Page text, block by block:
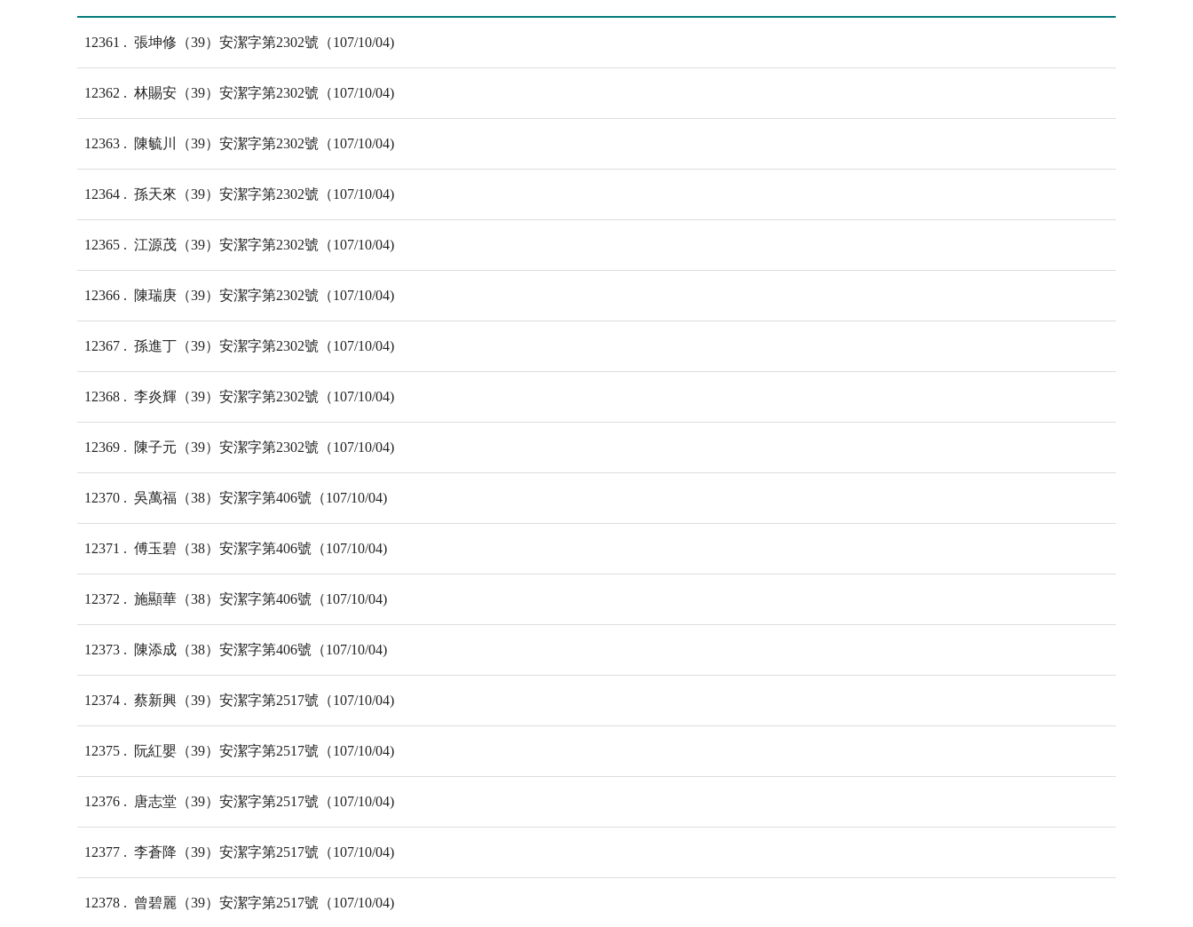
12361 張坤修（39）安潔字第2302號（107/10/04)
12362 林賜安（39）安潔字第2302號（107/10/04)
12363 陳毓川（39）安潔字第2302號（107/10/04)
12364 孫天來（39）安潔字第2302號（107/10/04)
12365 江源茂（39）安潔字第2302號（107/10/04)
12366 陳瑞庚（39）安潔字第2302號（107/10/04)
12367 孫進丁（39）安潔字第2302號（107/10/04)
12368 李炎輝（39）安潔字第2302號（107/10/04)
12369 陳子元（39）安潔字第2302號（107/10/04)
12370 吳萬福（38）安潔字第406號（107/10/04)
12371 傅玉碧（38）安潔字第406號（107/10/04)
12372 施顯華（38）安潔字第406號（107/10/04)
12373 陳添成（38）安潔字第406號（107/10/04)
12374 蔡新興（39）安潔字第2517號（107/10/04)
12375 阮紅嬰（39）安潔字第2517號（107/10/04)
12376 唐志堂（39）安潔字第2517號（107/10/04)
12377 李蒼降（39）安潔字第2517號（107/10/04)
12378 曾碧麗（39）安潔字第2517號（107/10/04)